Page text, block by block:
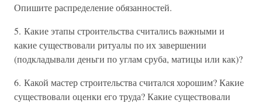
Опишите распределение обязанностей.
5. Какие этапы строительства считались важными и
какие существовали ритуалы по их завершении
(подкладывали деньги по углам сруба, матицы или как)?
6. Какой мастер строительства считался хорошим? Какие
существовали оценки его труда? Какие существовали